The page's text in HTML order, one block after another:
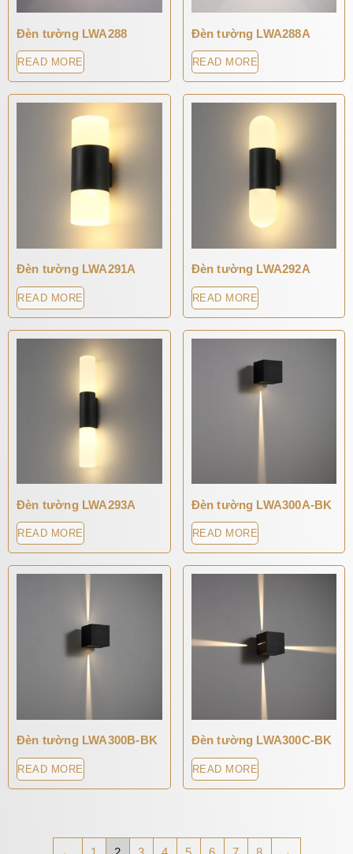
Đèn tường LWA288
READ MORE
Đèn tường LWA288A
READ MORE
Đèn tường LWA291A
READ MORE
Đèn tường LWA292A
READ MORE
Đèn tường LWA293A
READ MORE
Đèn tường LWA300A-BK
READ MORE
Đèn tường LWA300B-BK
READ MORE
Đèn tường LWA300C-BK
READ MORE